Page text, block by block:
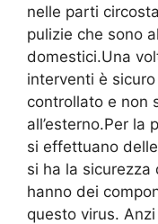
nelle parti
pulizie che sono
domestici.Una
interventi è
controllato e non
all’esterno.Per la
si effettuano delle
si ha la
hanno dei
questo virus.